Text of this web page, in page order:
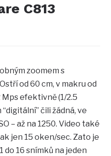
C813
zoomem s
od 60 cm, v makru od
Mps efektivně (1/2.5
čili žádná, ve
– až na 1250. Video také
jen 15 oken/sec. Zato je
do 16 snímků na jeden